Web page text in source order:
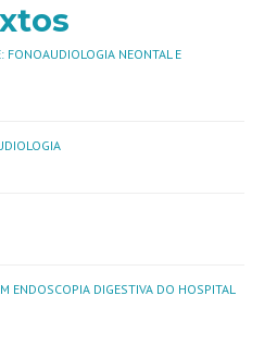
FONOAUDIOLOGIA NEONTAL E
ENDOSCOPIA DIGESTIVA DO HOSPITAL